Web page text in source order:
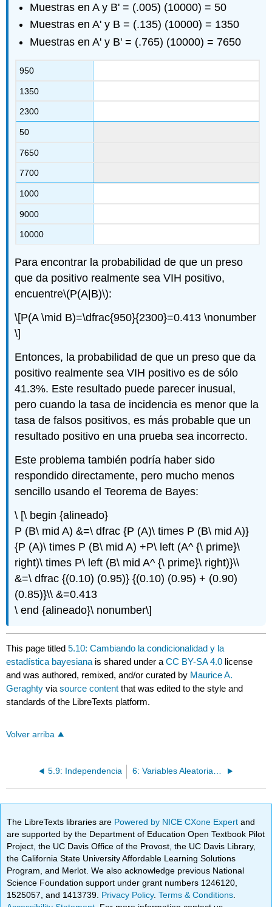
Muestras en A y B' = (.005) (10000) = 50
Muestras en A' y B = (.135) (10000) = 1350
Muestras en A' y B' = (.765) (10000) = 7650
950
1350
2300
50
7650
7700
1000
9000
10000
Para encontrar la probabilidad de que un preso
que da positivo realmente sea VIH positivo,
encuentre\(P(A|B)\):
\[P(A \mid B)=\dfrac{950}{2300}=0.413 \nonumber
\]
Entonces, la probabilidad de que un preso que da
positivo realmente sea VIH positivo es de sólo
41.3%. Este resultado puede parecer inusual,
pero cuando la tasa de incidencia es menor que la
tasa de falsos positivos, es más probable que un
resultado positivo en una prueba sea incorrecto.
Este problema también podría haber sido
respondido directamente, pero mucho menos
sencillo usando el Teorema de Bayes:
\ [\ begin {alineado}
P (B\ mid A) &=\ dfrac {P (A)\ times P (B\ mid A)}
{P (A)\ times P (B\ mid A) +P\ left (A^ {\ prime}\
right)\ times P\ left (B\ mid A^ {\ prime}\ right)}\\
&=\ dfrac {(0.10) (0.95)} {(0.10) (0.95) + (0.90)
(0.85)}\\ &=0.413
\ end {alineado}\ nonumber\]
This page titled5.10: Cambiando la condicionalidad y la
estadística bayesiana is shared under aCC BY-SA 4.0 license
and was authored, remixed, and/or curated by Maurice A.
Geraghty viasource content that was edited to the style and
standards of the LibreTexts platform.
Volver arriba
5.9: Independencia
The LibreTexts libraries are Powered by NICE CXone Expertand
are supported by the Department of Education Open Textbook Pilot
Project, the UC Davis Office of the Provost, the UC Davis Library,
the California State University Affordable Learning Solutions
Program, and Merlot. We also acknowledge previous National
Science Foundation support under grant numbers 1246120,
1525057, and 1413739. Privacy Policy.Terms & Conditions